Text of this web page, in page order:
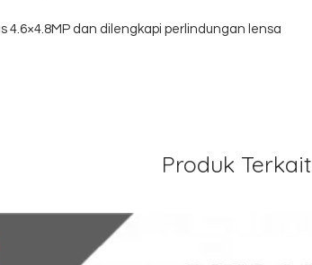
4.6×4.8MP dan dilengkapi perlindungan lensa
Produk Terkait